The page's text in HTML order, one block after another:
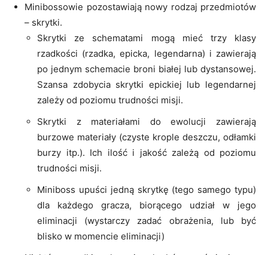
Minibossowie pozostawiają nowy rodzaj przedmiotów
– skrytki.
Skrytki ze schematami mogą mieć trzy klasy
rzadkości (rzadka, epicka, legendarna) i zawierają
po jednym schemacie broni białej lub dystansowej.
Szansa zdobycia skrytki epickiej lub legendarnej
zależy od poziomu trudności misji.
Skrytki z materiałami do ewolucji zawierają
burzowe materiały (czyste krople deszczu, odłamki
burzy itp.). Ich ilość i jakość zależą od poziomu
trudności misji.
Miniboss upuści jedną skrytkę (tego samego typu)
dla każdego gracza, biorącego udział w jego
eliminacji (wystarczy zadać obrażenia, lub być
blisko w momencie eliminacji)